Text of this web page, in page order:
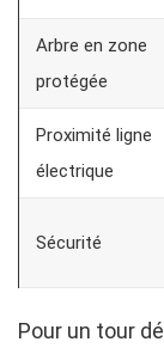
Arbre en zone
protégée
Proximité ligne
électrique
Sécurité
Pour un tour